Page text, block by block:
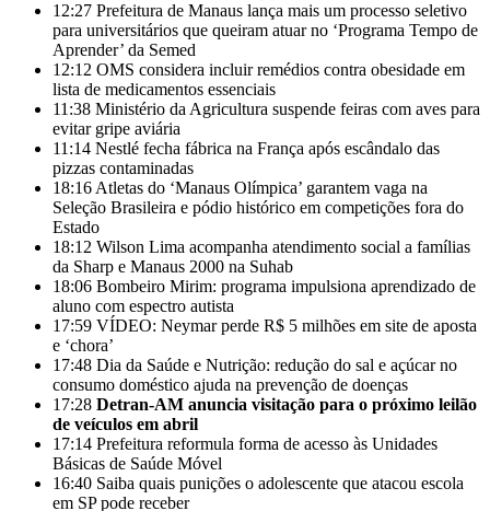
12:27 Prefeitura de Manaus lança mais um processo seletivo
para universitários que queiram atuar no ‘Programa Tempo de
Aprender’ da Semed
12:12 OMS considera incluir remédios contra obesidade em
lista de medicamentos essenciais
11:38 Ministério da Agricultura suspende feiras com aves para
evitar gripe aviária
11:14 Nestlé fecha fábrica na França após escândalo das
pizzas contaminadas
18:16 Atletas do ‘Manaus Olímpica’ garantem vaga na
Seleção Brasileira e pódio histórico em competições fora do
Estado
18:12 Wilson Lima acompanha atendimento social a famílias
da Sharp e Manaus 2000 na Suhab
18:06 Bombeiro Mirim: programa impulsiona aprendizado de
aluno com espectro autista
17:59 VÍDEO: Neymar perde R$ 5 milhões em site de aposta
e ‘chora’
17:48 Dia da Saúde e Nutrição: redução do sal e açúcar no
consumo doméstico ajuda na prevenção de doenças
17:28 Detran-AM anuncia visitação para o próximo leilão
de veículos em abril
17:14 Prefeitura reformula forma de acesso às Unidades
Básicas de Saúde Móvel
16:40 Saiba quais punições o adolescente que atacou escola
em SP pode receber